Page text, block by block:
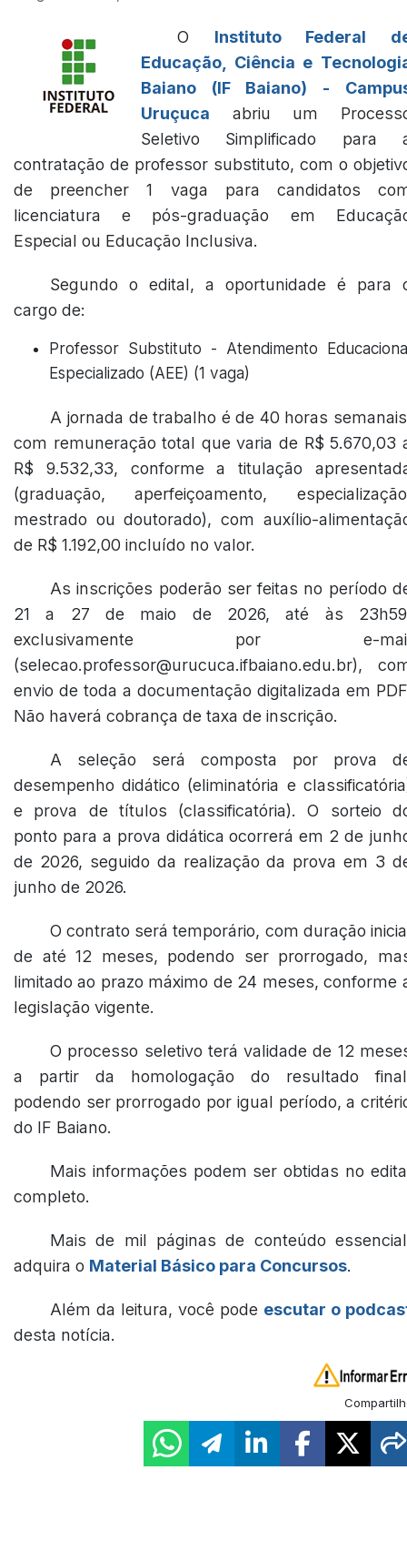
O Instituto Federal
Educação, Ciência e
Baiano (IF Baiano) -
Uruçuca abriu um
Seletivo Simplificado para
contratação de professor substituto, com o
de preencher 1 vaga para candidatos
licenciatura e pós-graduação em
Especial ou Educação Inclusiva.
Segundo o edital, a oportunidade é para
cargo de:
Professor Substituto - Atendimento
Especializado (AEE) (1 vaga)
A jornada de trabalho é de 40 horas
com remuneração total que varia de R$ 5.670,03
R$ 9.532,33, conforme a titulação
(graduação, aperfeiçoamento,
mestrado ou doutorado), com auxílio-
de R$ 1.192,00 incluído no valor.
As inscrições poderão ser feitas no período
21 a 27 de maio de 2026, até às
exclusivamente por e-
(selecao.professor@urucuca.ifbaiano.edu.br),
envio de toda a documentação digitalizada em
Não haverá cobrança de taxa de inscrição.
A seleção será composta por prova
desempenho didático (eliminatória e
e prova de títulos (classificatória). O sorteio
ponto para a prova didática ocorrerá em 2 de
de 2026, seguido da realização da prova em 3
junho de 2026.
O contrato será temporário, com duração
de até 12 meses, podendo ser prorrogado,
limitado ao prazo máximo de 24 meses, conforme
legislação vigente.
O processo seletivo terá validade de 12
a partir da homologação do resultado
podendo ser prorrogado por igual período, a
do IF Baiano.
Mais informações podem ser obtidas no
completo.
Mais de mil páginas de conteúdo
adquira o Material Básico para Concursos.
Além da leitura, você pode escutar o
desta notícia.